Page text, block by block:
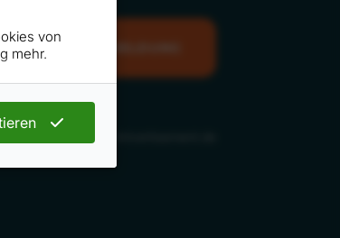
von
mehr.
ANMELDUNG